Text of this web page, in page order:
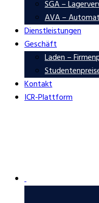
SGA –
AVA –
Dienstleistungen
Geschäft
Laden –
Kontakt
ICR-Plattform